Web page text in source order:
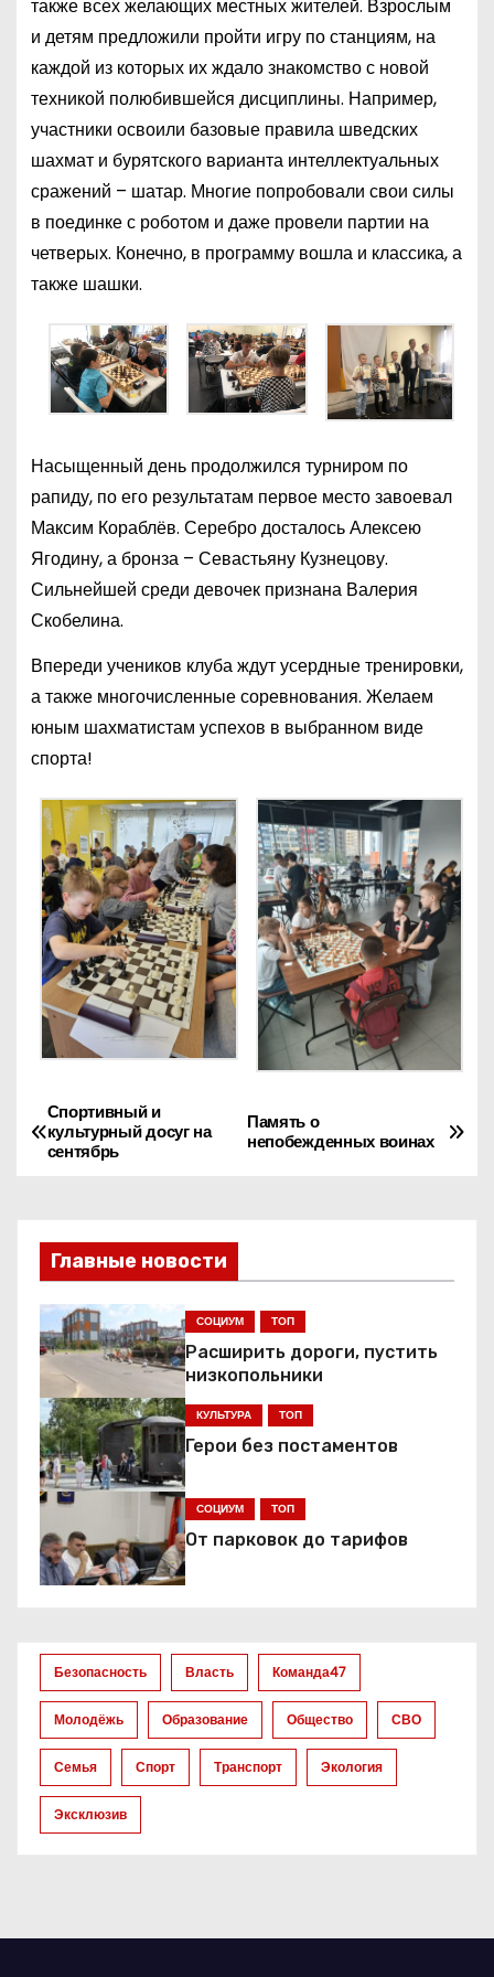
также всех желающих местных жителей. Взрослым
и детям предложили пройти игру по станциям, на
каждой из которых их ждало знакомство с новой
техникой полюбившейся дисциплины. Например,
участники освоили базовые правила шведских
шахмат и бурятского варианта интеллектуальных
сражений – шатар. Многие попробовали свои силы
в поединке с роботом и даже провели партии на
четверых. Конечно, в программу вошла и классика, а
также шашки.
Насыщенный день продолжился турниром по
рапиду, по его результатам первое место завоевал
Максим Кораблёв. Серебро досталось Алексею
Ягодину, а бронза – Севастьяну Кузнецову.
Сильнейшей среди девочек признана Валерия
Скобелина.
Впереди учеников клуба ждут усердные тренировки,
а также многочисленные соревнования. Желаем
юным шахматистам успехов в выбранном виде
спорта!
Н
а
г
а
ц
и
я
п
о
а
п
Память о
непобежденных воинах
Спортивный и
культурный досуг на
сентябрь
Главные новости
СОЦИУМ ТОП
Расширить дороги, пустить
низкопольники
КУЛЬТУРА ТОП
Герои без постаментов
СОЦИУМ ТОП
От парковок до тарифов
Безопасность Власть Команда47
Молодёжь Образование Общество СВО
Семья Спорт Транспорт Экология
Эксклюзив